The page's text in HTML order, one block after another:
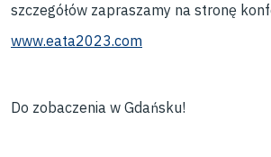
szczegółów zapraszamy na stronę
www.eata2023.com
Do zobaczenia w Gdańsku!